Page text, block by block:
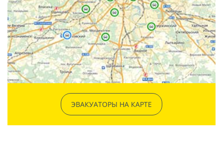
ЭВАКУАТОРЫ НА КАРТЕ